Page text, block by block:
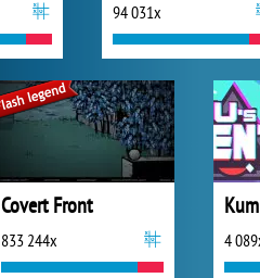
94 031x
Covert Front
833 244x 4